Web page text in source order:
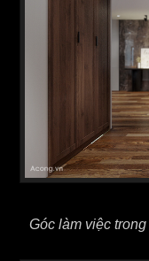
Góc làm việc trong